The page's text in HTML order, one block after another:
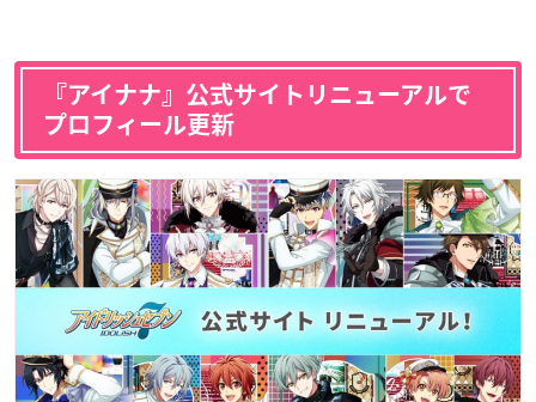
『アイナナ』公式サイトリニューアルで
プロフィール更新